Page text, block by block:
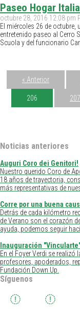
Paseo Hogar
octubre 28, 2016 12:08 pm
El miércoles 26 de
entretenido paseo al Cerro
Scuola y del funcionario
« Anterior
206 207
Noticias anteriores
Auguri Coro dei Genitori!
Nuestro querido Coro de
18 años de trayectoria,
más representativas de
Corre por una buena
Detrás de cada kilómetro
de Verano son el corazón
ayuda, podemos seguir
Inauguración
En el Foyer Verdi se
profesores, apoderados,
Fundación Down Up.
Síguenos